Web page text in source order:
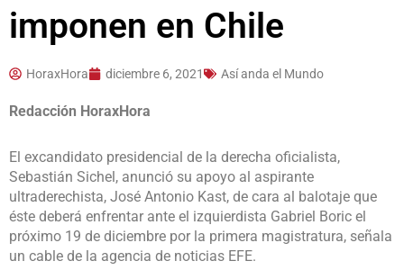
imponen en Chile
HoraxHora diciembre 6, 2021 Así anda el Mundo
Redacción HoraxHora
El excandidato presidencial de la derecha oficialista,
Sebastián Sichel, anunció su apoyo al aspirante
ultraderechista, José Antonio Kast, de cara al balotaje que
éste deberá enfrentar ante el izquierdista Gabriel Boric el
próximo 19 de diciembre por la primera magistratura, señala
un cable de la agencia de noticias EFE.